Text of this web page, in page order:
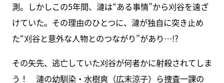
測。しかしこの5年間、漣は“ある事情”から刈谷を遠ざ
けていた。その理由のひとつに、漣が独自に突き止め
た“刈谷と意外な人物とのつながり”があり…!?
その矢先、逃亡していた刈谷が何者かに射殺されてしま
う！ 漣の幼馴染・水樹爽（広末涼子）ら捜査一課の